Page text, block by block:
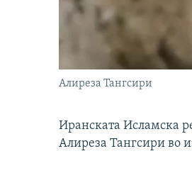
Алиреза Тангсири
Иранската Исламска
Алиреза Тангсири во